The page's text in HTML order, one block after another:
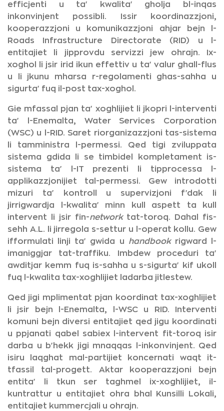
efficjenti u ta' kwalita' gholja bl-inqas
inkonvinjent possibli. Issir koordinazzjoni,
kooperazzjoni u komunikazzjoni ahjar bejn l-
Roads Infrastructure Directorate (RID) u l-
entitajiet li jipprovdu servizzi jew ohrajn. Ix-
xoghol li jsir irid ikun effettiv u ta' valur ghall-flus
u li jkunu mharsa r-regolamenti ghas-sahha u
sigurta' fuq il-post tax-xoghol.
Gie mfassal pjan ta' xoghlijiet li jkopri l-interventi
ta' l-Enemalta, Water Services Corporation
(WSC) u l-RID. Saret riorganizazzjoni tas-sistema
li tamministra l-permessi. Qed tigi zviluppata
sistema gdida li se timbidel kompletament is-
sistema ta' l-IT prezenti li tipprocessa l-
applikazzjonijiet tal-permessi. Gew introdotti
mizuri ta' kontroll u supervizjoni f'dak li
jirrigwardja l-kwalita' minn kull aspett ta kull
intervent li jsir fin-networktat-toroq. Dahal fis-
sehh A.L. li jirregola s-settur u l-operat kollu. Gew
ifformulati linji ta' gwida u handbookrigward l-
imaniggjar tat-traffiku. Imbdew proceduri ta'
awditjar kemm fuq is-sahha u s-sigurta' kif ukoll
fuq l-kwalita tax-xoghlijiet ladarba jitlestew.
Qed jigi mplimentat pjan koordinat tax-xoghlijiet
li jsir bejn l-Enemalta, l-WSC u RID. Interventi
komuni bejn diversi entitajiet qed jigu koordinati
u ppjanati qabel sabiex l-intervent fit-toroq isir
darba u b'hekk jigi mnaqqas l-inkonvinjent. Qed
isiru laqghat mal-partijiet koncernati waqt it-
tfassil tal-progett. Aktar kooperazzjoni bejn
entita' li tkun ser taghmel ix-xoghlijiet, il-
kuntrattur u entitajiet ohra bhal Kunsilli Lokali,
entitajiet kummercjali u ohrajn.